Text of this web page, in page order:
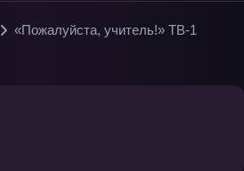
«Пожалуйста, учитель!» ТВ-1